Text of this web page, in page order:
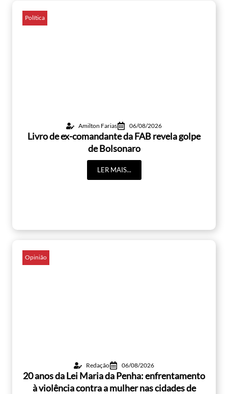
Política
Amilton Farias 06/08/2026
Livro de ex-comandante da FAB revela golpe
de Bolsonaro
LER MAIS...
Opinião
Redação 06/08/2026
20 anos da Lei Maria da Penha: enfrentamento
à violência contra a mulher nas cidades de